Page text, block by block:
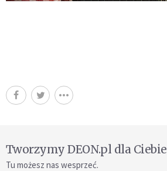
Tworzymy DEON.pl dla Ciebie
Tu możesz nas wesprzeć.